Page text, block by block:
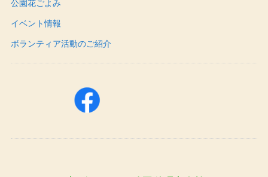
公園花ごよみ
イベント情報
ボランティア活動のご紹介